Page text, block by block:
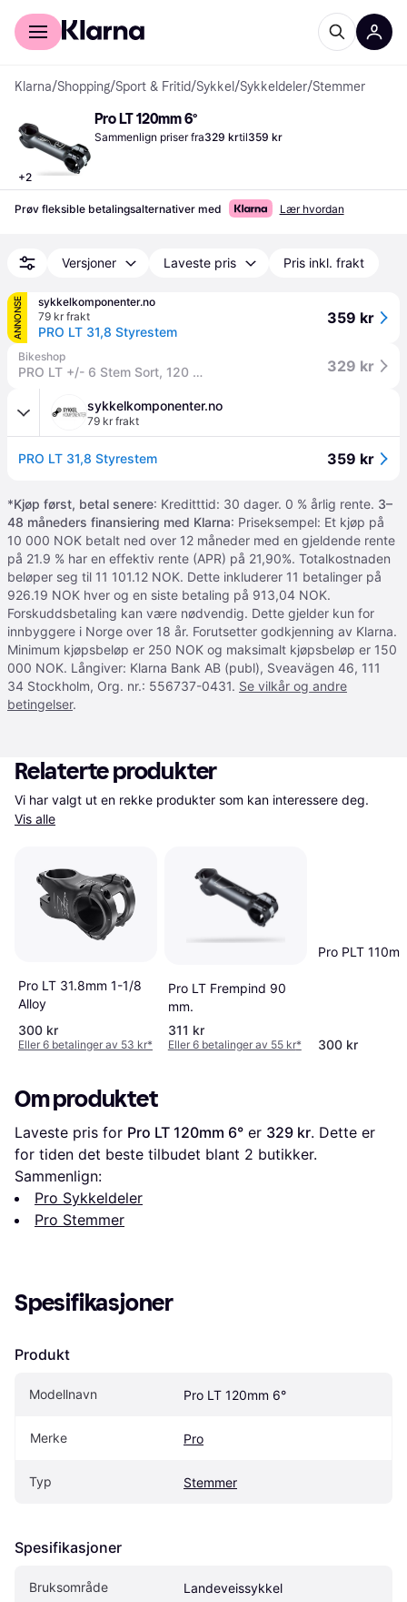
For kunder
Klarna/Shopping/Sport & Fritid/Sykkel /Sykkeldeler/Stemmer
+2
Pro LT 120mm 6°
Sammenlign priser fra329 krtil359 kr
Prøv fleksible betalingsalternativer med Lær hvordan
Versjoner Laveste pris Pris inkl. frakt
ANNONSE
sykkelkomponenter.no
79 kr frakt
PRO LT 31,8 Styrestem
359 kr
Bikeshop
PRO LT +/- 6 Stem Sort, 120 mm 329 kr
sykkelkomponenter.no
79 kr frakt
PRO LT 31,8 Styrestem 359 kr
*Kjøp først, betal senere: Kreditttid: 30 dager. 0 % årlig rente. 3–
48 måneders finansiering med Klarna: Priseksempel: Et kjøp på
10 000 NOK betalt ned over 12 måneder med en gjeldende rente
på 21.9 % har en effektiv rente (APR) på 21,90%. Totalkostnaden
beløper seg til 11 101.12 NOK. Dette inkluderer 11 betalinger på
926.19 NOK hver og en siste betaling på 913,04 NOK.
Forskuddsbetaling kan være nødvendig. Dette gjelder kun for
innbyggere i Norge over 18 år. Forutsetter godkjenning av Klarna.
Minimum kjøpsbeløp er 250 NOK og maksimalt kjøpsbeløp er 150
000 NOK. Långiver: Klarna Bank AB (publ), Sveavägen 46, 111
34 Stockholm, Org. nr.: 556737-0431. Se vilkår og andre
betingelser.
Relaterte produkter
Vis alle
Pro LT 31.8mm 1-1/8
Alloy
300 kr
Eller 6 betalinger av 53 kr*
Pro LT Frempind 90
mm.
311 kr
Eller 6 betalinger av 55 kr*
Pro PLT
300 kr
Om produktet
Laveste pris for Pro LT 120mm 6° er 329 kr. Dette er
for tiden det beste tilbudet blant 2 butikker.
Sammenlign:
Pro Sykkeldeler
Pro Stemmer
Spesifikasjoner
Produkt
Modellnavn Pro LT 120mm 6°
Merke Pro
Typ Stemmer
Spesifikasjoner
Bruksområde Landeveissykkel